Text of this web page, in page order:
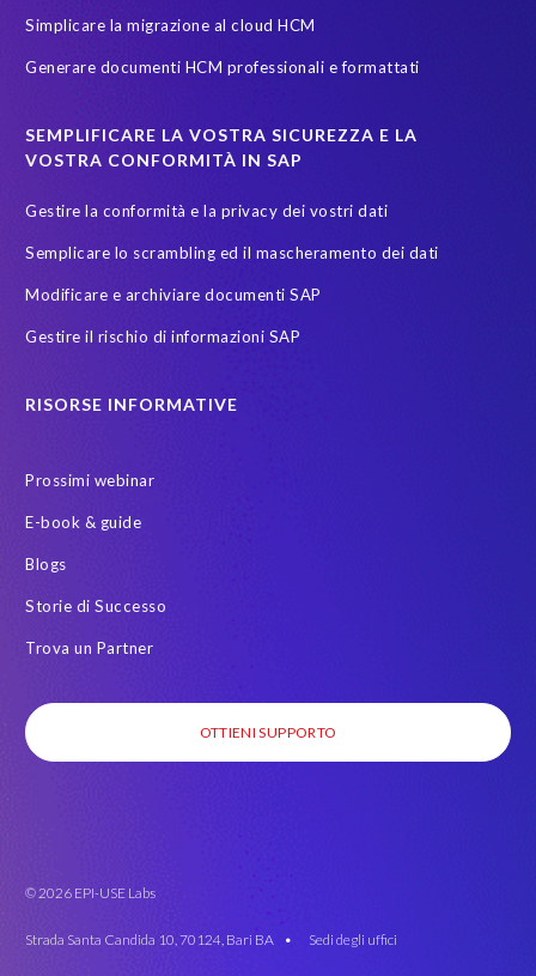
Simplicare la migrazione al cloud HCM
Generare documenti HCM professionali e formattati
SEMPLIFICARE LA VOSTRA SICUREZZA E LA
VOSTRA CONFORMITÀ IN SAP
Gestire la conformità e la privacy dei vostri dati
Semplicare lo scrambling ed il mascheramento dei dati
Modificare e archiviare documenti SAP
Gestire il rischio di informazioni SAP
RISORSE INFORMATIVE
Prossimi webinar
E-book & guide
Blogs
Storie di Successo
Trova un Partner
OTTIENI SUPPORTO
© 2026 EPI-USE Labs
Strada Santa Candida 10, 70124, Bari BA • Sedi degli uffici